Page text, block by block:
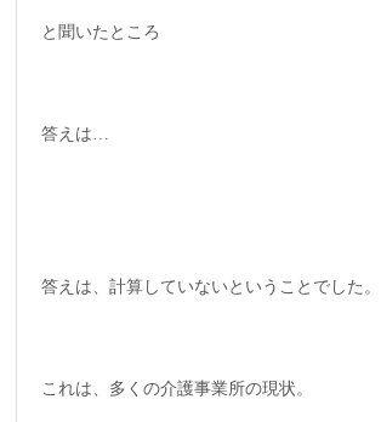
と聞いたところ
答えは…
答えは、計算していないということでした。
これは、多くの介護事業所の現状。